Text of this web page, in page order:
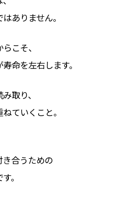
ありません。
こそ、
命を左右します。
取り、
ていくこと。
き合うための
。